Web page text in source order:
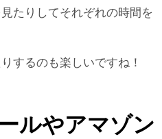
たりしてそれぞれの時間を
するのも楽しいですね！
ルやアマゾン